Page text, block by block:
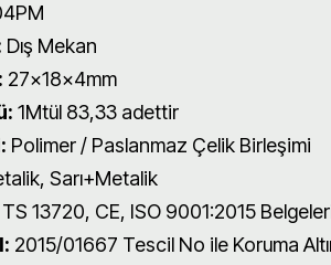
Dış Mekan
27x18x4mm
1Mtül 83,33 adettir
Polimer / Paslanmaz Çelik Birleşimi
Sarı+Metalik
TS 13720, CE, ISO 9001:2015
2015/01667 Tescil No ile Koruma